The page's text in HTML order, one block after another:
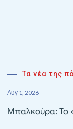
Τα νέα της
Αυγ 1, 2026
Μπαλκούρα: Το